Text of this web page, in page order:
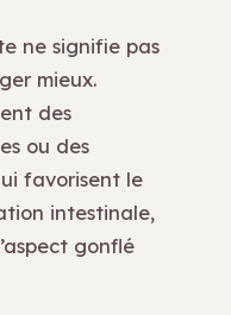
ne signifie pas
mieux.
des
ou des
favorisent le
intestinale,
gonflé